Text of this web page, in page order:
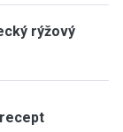
rýžový